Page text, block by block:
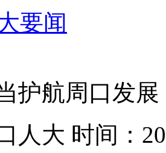
要闻
护航周口发
人大 时间：